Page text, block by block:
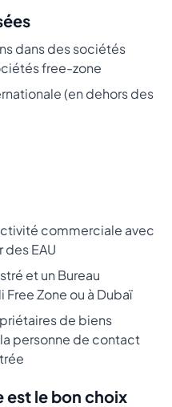
dans des sociétés
free-zone
(en dehors des
commerciale avec
EAU
et un Bureau
Free Zone ou à Dubaï
de biens
personne de contact
est le bon choix